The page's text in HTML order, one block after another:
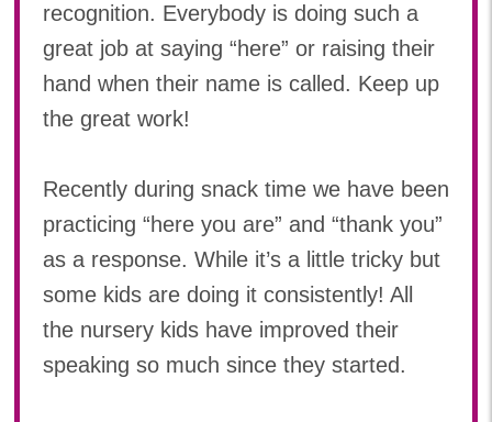
2024年 02月(19)
2024年 01月(20)
2023
2023年 12月(20)
2023年 10月(21)
2023年 09月(19)
2023年 08月(22)
2023年 07月(20)
2023年 04月(19)
recognition. Everybody is doing such a
great job at saying “here” or raising their
hand when their name is called. Keep up
the great work!
Recently during snack time we have been
practicing “here you are” and “thank you”
as a response. While it’s a little tricky but
some kids are doing it consistently! All
the nursery kids have improved their
speaking so much since they started.